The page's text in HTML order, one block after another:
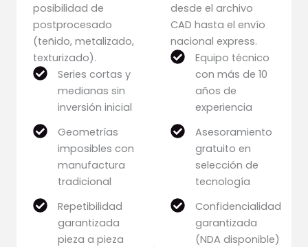
posibilidad de
postprocesado
(teñido, metalizado,
texturizado).
Series cortas y
medianas sin
inversión inicial
Geometrías
imposibles con
manufactura
tradicional
Repetibilidad
garantizada
pieza a pieza
desde el archivo
CAD hasta el envío
nacional express.
Equipo técnico
con más de 10
años de
experiencia
Asesoramiento
gratuito en
selección de
tecnología
Confidencialidad
garantizada
(NDA disponible)